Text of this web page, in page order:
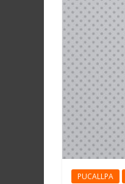
Martín
y
Loreto
PUCALLPA